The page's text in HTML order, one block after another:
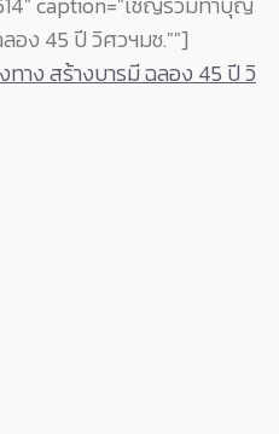
อง 45 ปี วิศวฯมช.""]